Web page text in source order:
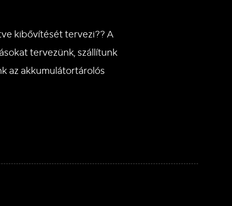
kibővítését tervezi?? A
tervezünk, szállítunk
az akkumulátortárolós